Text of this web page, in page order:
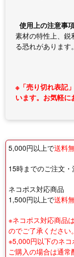
使用上の注意事
素材の特性上、鋭
る恐れがあります。
※「売り切れ表記
います。お気軽に
5,000円以上で送料
15時までのご注文
ネコポス対応商品
1,500円以上で送料
※ネコポス対応商品
のでご了承ください。
※5,000円以下のネ
ご購入の場合は通常